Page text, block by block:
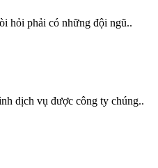
hỏi phải có những đội ngũ..
dịch vụ được công ty chúng..